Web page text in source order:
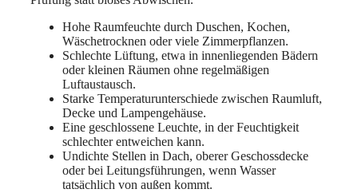
Hohe Raumfeuchte durch Duschen, Kochen,
Wäschetrocknen oder viele Zimmerpflanzen.
Schlechte Lüftung, etwa in innenliegenden Bädern
oder kleinen Räumen ohne regelmäßigen
Luftaustausch.
Starke Temperaturunterschiede zwischen Raumluft,
Decke und Lampengehäuse.
Eine geschlossene Leuchte, in der Feuchtigkeit
schlechter entweichen kann.
Undichte Stellen in Dach, oberer Geschossdecke
oder bei Leitungsführungen, wenn Wasser
tatsächlich von außen kommt.